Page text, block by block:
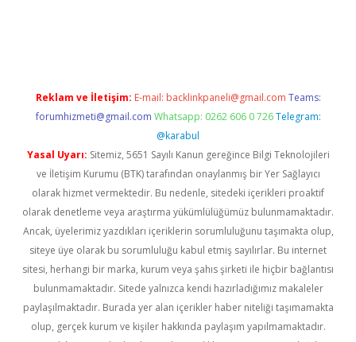
Reklam ve İletişim: E-mail: backlinkpaneli@gmail.com Teams:
forumhizmeti@gmail.com Whatsapp: 0262 606 0 726 Telegram:
@karabul
Yasal Uyarı: Sitemiz, 5651 Sayılı Kanun gereğince Bilgi Teknolojileri
ve İletişim Kurumu (BTK) tarafından onaylanmış bir Yer Sağlayıcı
olarak hizmet vermektedir. Bu nedenle, sitedeki içerikleri proaktif
olarak denetleme veya araştırma yükümlülüğümüz bulunmamaktadır.
Ancak, üyelerimiz yazdıkları içeriklerin sorumluluğunu taşımakta olup,
siteye üye olarak bu sorumluluğu kabul etmiş sayılırlar. Bu internet
sitesi, herhangi bir marka, kurum veya şahıs şirketi ile hiçbir bağlantısı
bulunmamaktadır. Sitede yalnızca kendi hazırladığımız makaleler
paylaşılmaktadır. Burada yer alan içerikler haber niteliği taşımamakta
olup, gerçek kurum ve kişiler hakkında paylaşım yapılmamaktadır.